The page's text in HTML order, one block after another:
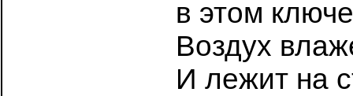
в этом
Воздух
И лежит на